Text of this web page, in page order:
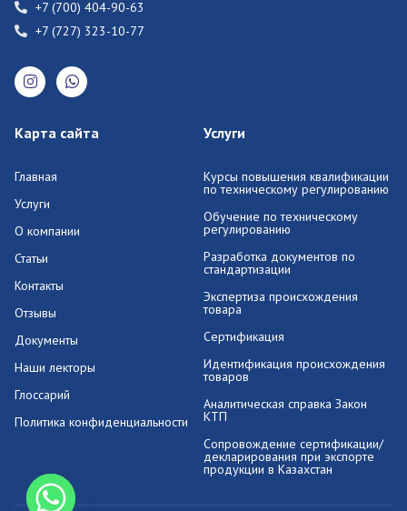
+7 (700) 404-90-63
+7 (727) 323-10-77
Карта сайта
Главная
Услуги
О компании
Статьи
Контакты
Отзывы
Документы
Наши лекторы
Глоссарий
Политика конфиденциальности
Услуги
Курсы повышения квалификации
по техническому регулированию
Обучение по техническому
регулированию
Разработка документов по
стандартизации
Экспертиза происхождения
товара
Сертификация
Идентификация происхождения
товаров
Аналитическая справка Закон
КТП
Сопровождение сертификации/
декларирования при экспорте
продукции в Казахстан